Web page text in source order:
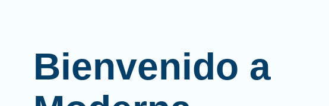
Bienvenido a